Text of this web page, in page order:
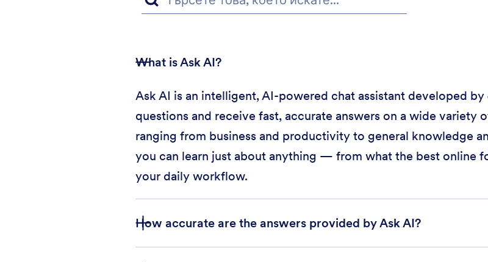
What is Ask AI?
Ask AI is an intelligent, AI-powered chat assistant developed
questions and receive fast, accurate answers on a wide variety
ranging from business and productivity to general knowledge
you can learn just about anything — from what the best online
your daily workflow.
How accurate are the answers provided by Ask AI?